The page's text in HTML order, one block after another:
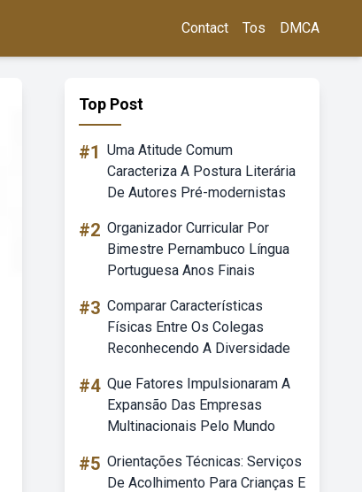
Contact Tos DMCA
Top Post
#1 Uma Atitude Comum
Caracteriza A Postura Literária
De Autores Pré-modernistas
#2 Organizador Curricular Por
Bimestre Pernambuco Língua
Portuguesa Anos Finais
#3 Comparar Características
Físicas Entre Os Colegas
Reconhecendo A Diversidade
#4 Que Fatores Impulsionaram A
Expansão Das Empresas
Multinacionais Pelo Mundo
#5 Orientações Técnicas: Serviços
De Acolhimento Para Crianças E